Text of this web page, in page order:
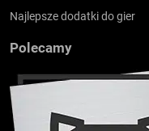
Najlepsze dodatki do gier
Polecamy